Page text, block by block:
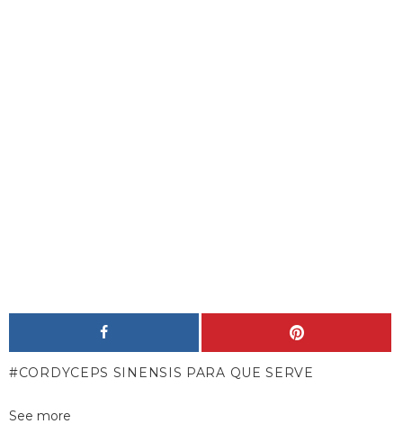
CORDYCEPS SINENSIS PARA QUE SERVE
See more